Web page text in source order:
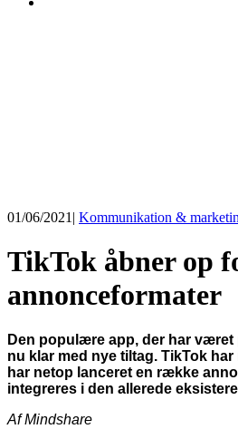
01/06/2021 | Kommunikation &
TikTok åbner op
annonceformater
Den populære app, der har været
nu klar med nye tiltag. TikTok
har netop lanceret en række
integreres i den allerede
Af Mindshare